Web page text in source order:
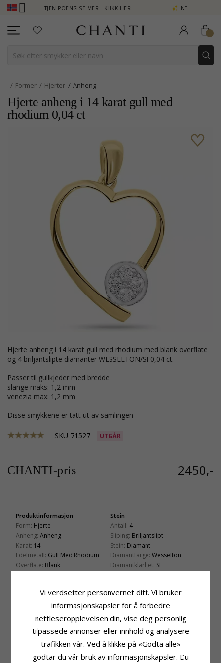
- TJEN POENG SE MER - KLIKK HER NEW COLLECTION | AURA
Former Hjerter Anheng
Hjerte anheng i 14 karat gull med
rhodium 0,04 ct
hjerte anheng i 14 karat gull med rhodium med blank overflate
og 4 briljantslipte diamanter WESSELTON/SI 0,04 ct.
Passer til gullkjeder med bredde:
slange maks: 1,2 mm
venezia max: 1,2 mm
Disse smykkene er tatt ut av samlingen
SKU 71527 UTGÅR
CHANTI-pris 2450,-
Produktinformasjon
Form: Hjerte
Anheng: Anheng
Karat: 14
Edelmetall: Gull Med Rhodium
Overflate: Blank
Stein
Antall: 4
Sliping: Briljantslipt
Stein: Diamant
Diamantfarge: Wesselton
Diamantklarhet: SI
18,0 mm
11,0 mm
Dybde:2,0 mm
Leveringstid
Passer Til Gullkjede Med Bredde
1,2 mm
Venezia Max:1,2 mm
BESLEKTEDE PRODUKTER
Vi verdsetter personvernet ditt. Vi bruker
informasjonskapsler for å forbedre
nettleseropplevelsen din, vise deg personlig
tilpassede annonser eller innhold og analysere
trafikken vår. Ved å klikke på «Godta alle»
godtar du vår bruk av informasjonskapsler. Du